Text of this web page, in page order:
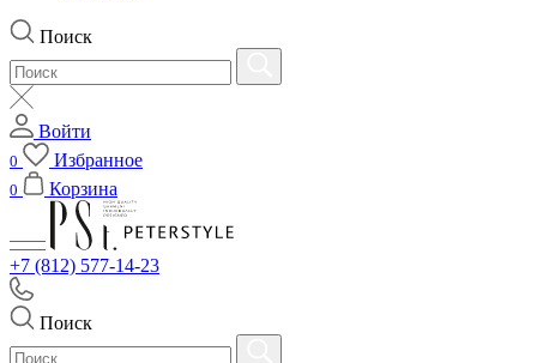
Поиск
Войти
0 Избранное
0 Корзина
+7 (812) 577-14-23
Поиск